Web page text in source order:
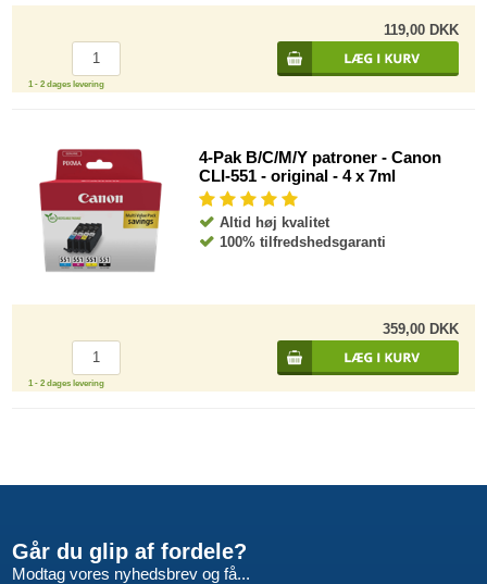
119,00 DKK
1 - 2 dages levering
4-Pak B/C/M/Y patroner - Canon
CLI-551 - original - 4 x 7ml
Altid høj kvalitet
100% tilfredshedsgaranti
359,00 DKK
1 - 2 dages levering
Går du glip af fordele?
Modtag vores nyhedsbrev og få...